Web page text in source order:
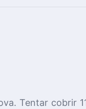
Tentar cobrir